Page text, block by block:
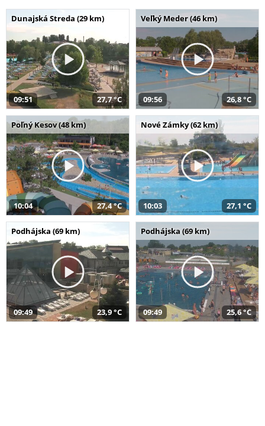
Dunajská Streda (29 km)
09:51 27,7 °C
Veľký Meder (46 km)
09:56 26,8 °C
Poľný Kesov (48 km)
10:04 27,4 °C
Nové Zámky (62 km)
10:03 27,1 °C
Podhájska (69 km)
09:49 23,9 °C
Podhájska (69 km)
09:49 25,6 °C